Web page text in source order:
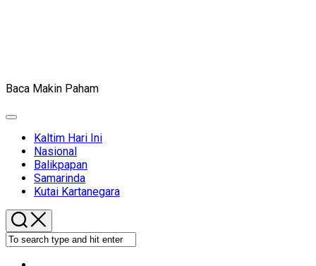
Baca Makin Paham
Expand
Current
Page
Parent
Kaltim Hari Ini
Nasional
Balikpapan
Samarinda
Kutai Kartanegara